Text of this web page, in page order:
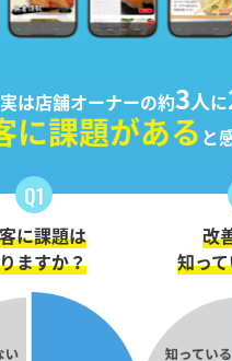
実は店舗オーナーの約3人に
に課題がある と
Q1
に課題は
ますか？
改
知っ